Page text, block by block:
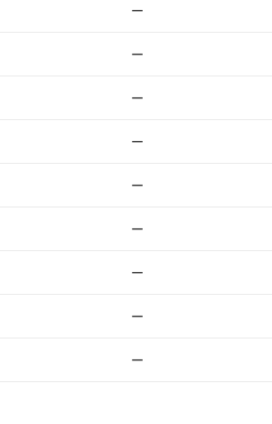
ー
ー
ー
ー
ー
ー
ー
ー
ー